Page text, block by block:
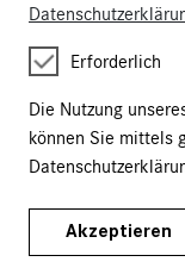
Erforderlich
Die Nutzung
können Sie mittels
Akzeptieren
Eintrittskarten
Kalender
Führungen &
Publikationen
Versand & Lieferung